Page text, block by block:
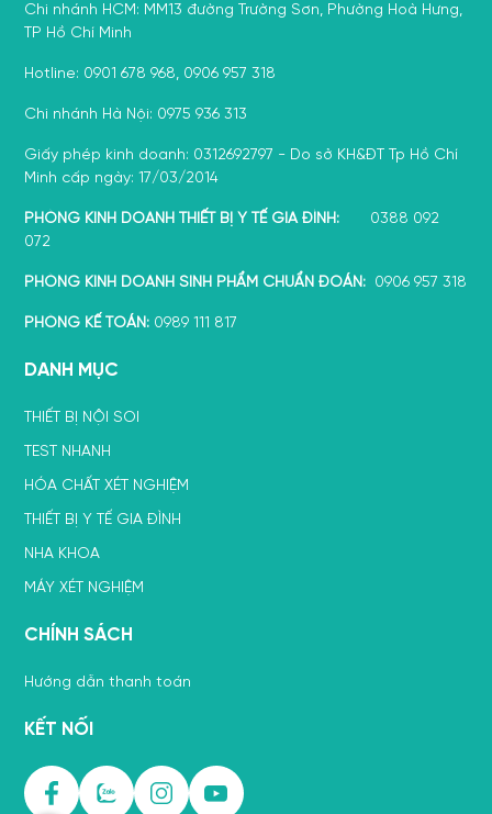
Chi nhánh HCM: MM13 đường Trường Sơn, Phường Hoà Hưng,
TP Hồ Chí Minh
Hotline: 0901 678 968, 0906 957 318
Chi nhánh Hà Nội: 0975 936 313
Giấy phép kinh doanh: 0312692797 - Do sở KH&ĐT Tp Hồ Chí
Minh cấp ngày: 17/03/2014
PHÒNG KINH DOANH THIẾT BỊ Y TẾ GIA ĐÌNH: 0388 092
072
PHÒNG KINH DOANH SINH PHẨM CHUẨN ĐOÁN: 0906 957 318
PHÒNG KẾ TOÁN: 0989 111 817
DANH MỤC
THIẾT BỊ NỘI SOI
TEST NHANH
HÓA CHẤT XÉT NGHIỆM
THIẾT BỊ Y TẾ GIA ĐÌNH
NHA KHOA
MÁY XÉT NGHIỆM
CHÍNH SÁCH
Hướng dẫn thanh toán
KẾT NỐI